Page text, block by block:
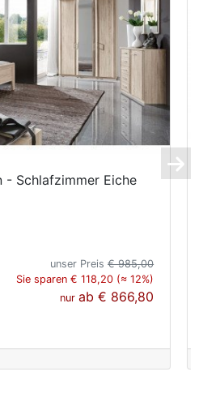
- Schlafzimmer Eiche
unser Preis€ 985,00
Sie sparen € 118,20 (≈ 12%)
nurab€ 866,80